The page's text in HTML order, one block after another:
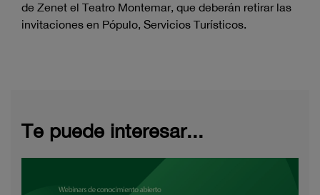
de Zenet el Teatro Montemar, que deberán retirar las
invitaciones en Pópulo, Servicios Turísticos.
Te puede interesar...